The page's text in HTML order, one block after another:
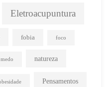
Eletroacupuntura
fobia foco
medo natureza
Pensamentos